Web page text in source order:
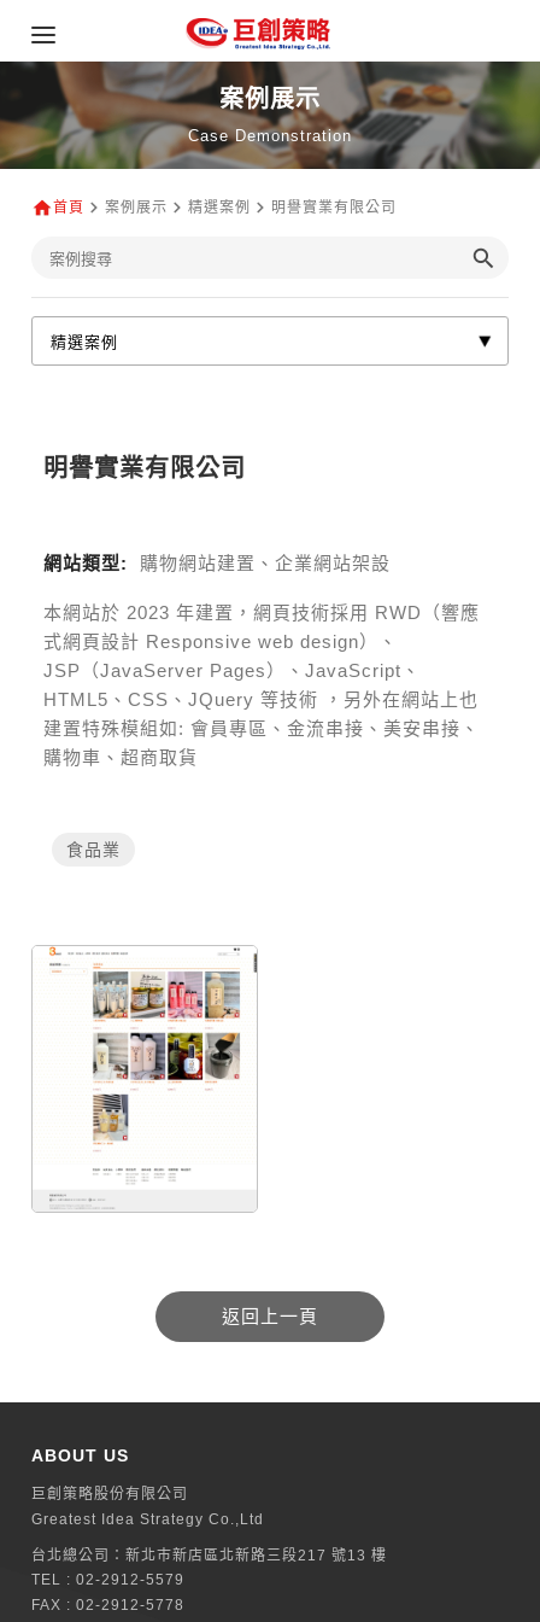
案例展示
Case Demonstration
首頁 案例展示 精選案例 明譽實業有限公司
明譽實業有限公司
網站類型: 購物網站建置、企業網站架設
本網站於 2023 年建置，網頁技術採用 RWD（響應
式網頁設計 Responsive web design）、
JSP（JavaServer Pages）、JavaScript、
HTML5、CSS、JQuery 等技術
，另外在網站上也
建置特殊模組如:會員專區、金流串接、美安串接、
購物車、超商取貨
食品業
ABOUT US
巨創策略股份有限公司
Greatest Idea Strategy Co.,Ltd
台北總公司：新北巿新店區北新路三段217 號13 樓
TEL :02-2912-5579
FAX : 02-2912-5778